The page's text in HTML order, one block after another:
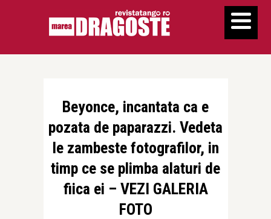
Beyonce, incantata ca e
pozata de paparazzi. Vedeta
le zambeste fotografilor, in
timp ce se plimba alaturi de
fiica ei – VEZI GALERIA
FOTO